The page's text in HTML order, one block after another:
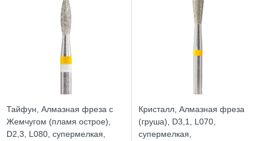
Тайфун, Алмазная фреза с
Жемчугом (пламя острое),
D2,3, L080, супермелкая,
Кристалл, Алмазная фреза
(груша), D3,1, L070,
супермелкая,